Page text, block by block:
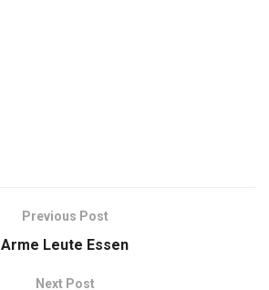
Previous Post
Arme Leute Essen
Next Post